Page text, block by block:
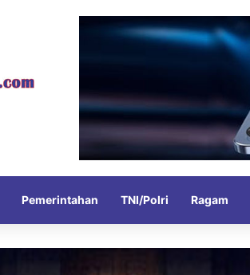
Pemerintahan TNI/Polri Ragam